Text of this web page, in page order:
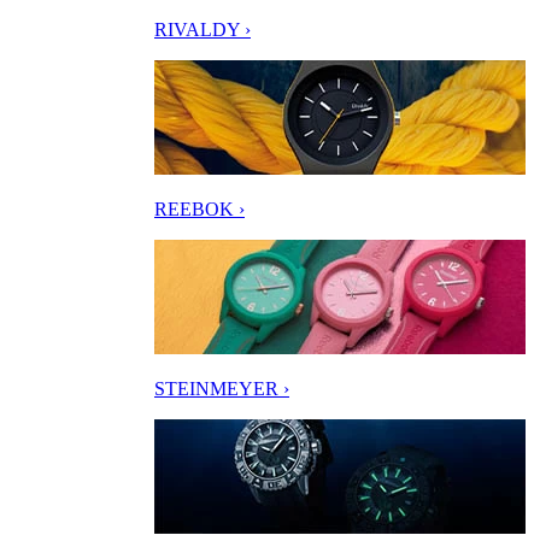
RIVALDY ›
REEBOK ›
STEINMEYER ›